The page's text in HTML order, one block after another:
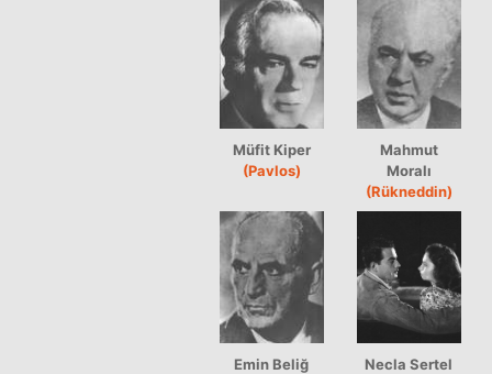
Müfit Kiper
(Pavlos)
Mahmut
Moralı
(Rükneddin)
Emin Beliğ
Necla Sertel